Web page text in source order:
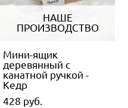
НАШЕ
ПРОИЗВОДСТВО
Мини-ящик
деревянный с
канатной ручкой -
Кедр
428 pуб.